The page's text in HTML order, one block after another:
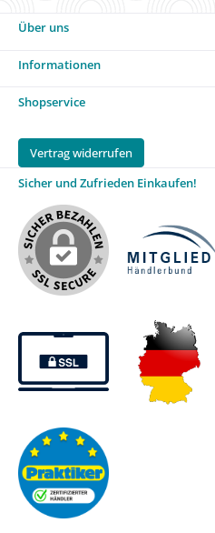
Über uns
Informationen
Shopservice
Vertrag widerrufen
Sicher und Zufrieden Einkaufen!